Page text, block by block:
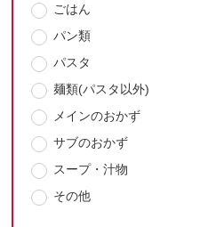
ごはん
パン類
パスタ
麺類(パスタ以外)
メインのおかず
サブのおかず
スープ・汁物
その他